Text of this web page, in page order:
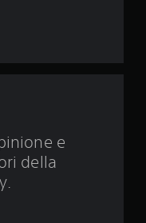
a
e
della